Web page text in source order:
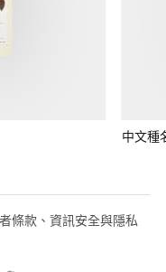
中文種
條款、資訊安全與隱私